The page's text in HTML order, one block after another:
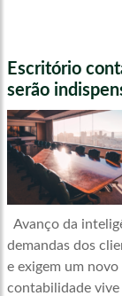
Escritório
serão
Avanço da
demandas dos
e exigem um
contabilidade vive